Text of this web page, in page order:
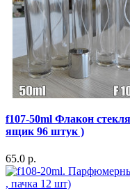
f107-50ml Флакон
ящик 96 штук )
65.0 р.